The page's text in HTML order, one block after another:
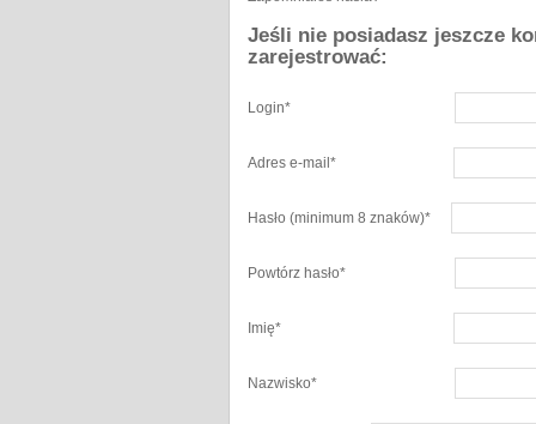
Jeśli nie posiadasz jeszcze
zarejestrować:
Login*
Adres e-mail *
Hasło (minimum 8 znaków)*
Powtórz hasło*
Imię*
Nazwisko*